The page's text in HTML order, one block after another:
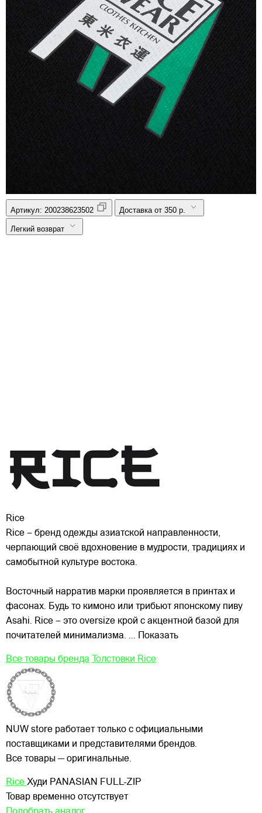
Артикул: 200238623502 Доставка от 350 р.
Легкий возврат
Rice
Rice – бренд одежды азиатской направленности,
черпающий своё вдохновение в мудрости, традициях и
самобытной культуре востока.
Восточный нарратив марки проявляется в принтах и
фасонах. Будь то кимоно или трибьют японскому пиву
Asahi. Rice – это oversize крой с акцентной базой для
почитателей минимализма. ... Показать
Все товары бренда Толстовки Rice
NUW store работает только с официальными
поставщиками и представителями брендов.
Все товары — оригинальные.
Rice Худи PANASIAN FULL-ZIP
Товар временно отсутствует